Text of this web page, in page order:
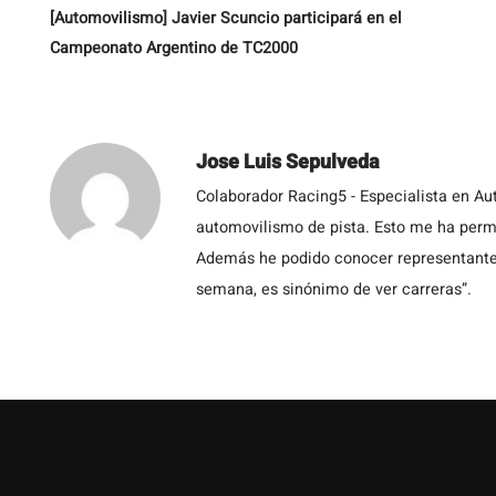
[Automovilismo] Javier Scuncio participará en el
Campeonato Argentino de TC2000
Jose Luis Sepulveda
Colaborador Racing5 - Especialista en
automovilismo de pista. Esto me ha
Además he podido conocer
semana, es sinónimo de ver carreras”.